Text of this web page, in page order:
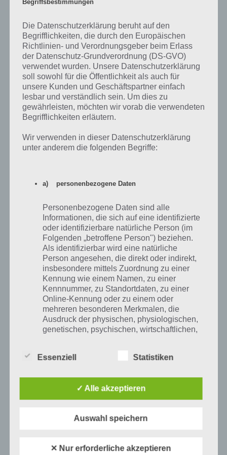
LÖSUNGEN
94% LÖSUNGEN DER LEVEL 51 BIS
55 FÜR DIE APP
PAUL STELZER - 01. JUNI 2015
[caption id="attachment_20500" align="alignright"
width="150"] App 94% von Scimob[/caption] Hier
LÖSUNGEN
94% LEVEL 46 BIS 50 LÖSUNG FÜR
ANDROID, IPHONE UND IPAD
PAUL STELZER-02. MAI 2015
[caption id="attachment_20500" align="alignright"
findest du die Lösung der Level 46, 47, 48, 49 und…
Begriffsbestimmungen
Die Datenschutzerklärung beruht auf den
Begrifflichkeiten, die durch den Europäischen
Richtlinien- und Verordnungsgeber beim Erlass
der Datenschutz-Grundverordnung (DS-GVO)
verwendet wurden. Unsere Datenschutzerklärung
soll sowohl für die Öffentlichkeit als auch für
unsere Kunden und Geschäftspartner einfach
lesbar und verständlich sein. Um dies zu
gewährleisten, möchten wir vorab die verwendeten
Begrifflichkeiten erläutern.
Wir verwenden in dieser Datenschutzerklärung
unter anderem die folgenden Begriffe:
a) personenbezogene Daten
Personenbezogene Daten sind alle
Informationen, die sich auf eine identifizierte
oder identifizierbare natürliche Person (im
Folgenden „betroffene Person") beziehen.
Als identifizierbar wird eine natürliche
Person angesehen, die direkt oder indirekt,
insbesondere mittels Zuordnung zu einer
Kennung wie einem Namen, zu einer
Kennnummer, zu Standortdaten, zu einer
Online-Kennung oder zu einem oder
mehreren besonderen Merkmalen, die
Ausdruck der physischen, physiologischen,
genetischen, psychischen, wirtschaftlichen,
kann.
b) betroffene Person
Betroffene Person ist jede identifizierte oder
Verarbeitung Verantwortlichen verarbeitet
Essenziell Statistiken
✓ Alle akzeptieren
Auswahl speichern
✕ Nur erforderliche akzeptieren